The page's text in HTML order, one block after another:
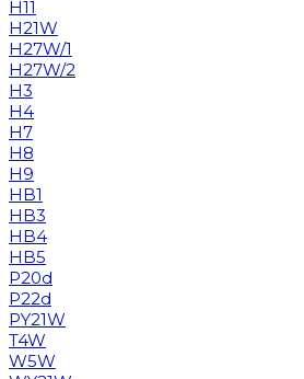
H11
H21W
H27W/1
H27W/2
H3
H4
H7
H8
H9
HB1
HB3
HB4
HB5
P20d
P22d
PY21W
T4W
W5W